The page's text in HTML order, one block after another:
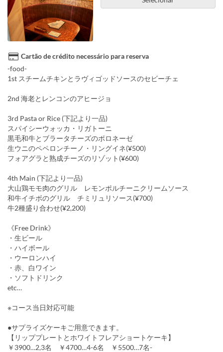
Cartão de crédito necessário para reserva
-food-
1st スチームチキンとラヴィゴッドソースのセビーチェ
2nd 海老とレンコンのアヒージョ
3rd Pasta or Rice (下記より一品)
スパイシーウォッカ・リガトーニ
黒毛和牛とブラータチーズのボロネーゼ
生ウニのペペロンチーノ・リングイネ(¥500)
フォアグラと熟成チーズのリゾット(¥600)
4th Main (下記より一品)
大山鶏モモ肉のグリル レモンポルチーニクリームソース
和牛イチボのグリル チミリュリソース(¥700)
牛2種盛り合わせ(¥2,200)
《Free Drink》
・生ビール
・ハイボール
・ウーロンハイ
・赤、白ワイン
・ソフトドリンク
etc…
※コース当日対応可能
●サプライズケーキご用意できます。
【リッププレートとホワイトフレアショートケーキ】
￥3900…2,3名 ￥4700…4-6名 ￥5500…7名-